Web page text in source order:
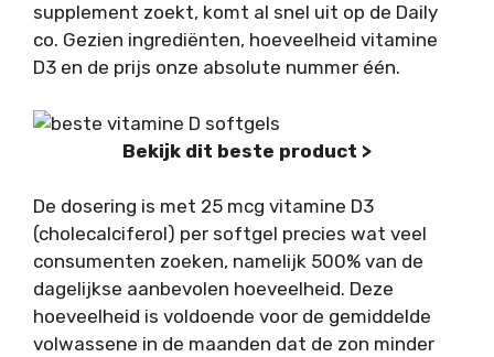
supplement zoekt, komt al snel uit op de Daily
co. Gezien ingrediënten, hoeveelheid vitamine
D3 en de prijs onze absolute nummer één.
Bekijk dit beste product >
De dosering is met 25 mcg vitamine D3
(cholecalciferol) per softgel precies wat veel
consumenten zoeken, namelijk 500% van de
dagelijkse aanbevolen hoeveelheid. Deze
hoeveelheid is voldoende voor de gemiddelde
volwassene in de maanden dat de zon minder